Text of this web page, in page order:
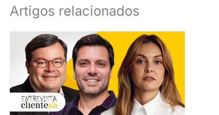
Artigos relacionados